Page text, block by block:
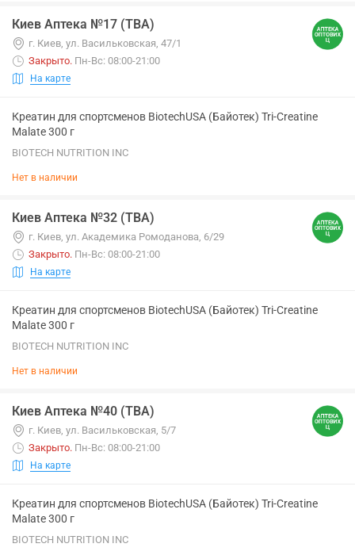
Киев Аптека №17 (ТВА)
г. Киев, ул. Васильковская, 47/1
Закрыто. Пн-Вс: 08:00-21:00
На карте
Креатин для спортсменов BiotechUSA (Байотек) Tri-Creatine
Malate 300 г
BIOTECH NUTRITION INC
Нет в наличии
Киев Аптека №32 (ТВА)
г. Киев, ул. Академика Ромоданова, 6/29
Закрыто. Пн-Вс: 08:00-21:00
На карте
Креатин для спортсменов BiotechUSA (Байотек) Tri-Creatine
Malate 300 г
BIOTECH NUTRITION INC
Нет в наличии
Киев Аптека №40 (ТВА)
г. Киев, ул. Васильковская, 5/7
Закрыто. Пн-Вс: 08:00-21:00
На карте
Креатин для спортсменов BiotechUSA (Байотек) Tri-Creatine
Malate 300 г
BIOTECH NUTRITION INC